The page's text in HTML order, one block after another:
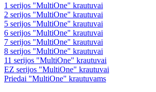
1 serijos "MultiOne" krautuvai
2 serijos "MultiOne" krautuvai
5 serijos "MultiOne" krautuvai
6 serijos "MultiOne" krautuvai
7 serijos "MultiOne" krautuvai
8 serijos "MultiOne" krautuvai
11 serijos "MultiOne" krautuvai
EZ serijos "MultiOne" krautuvai
Priedai "MultiOne" krautuvams